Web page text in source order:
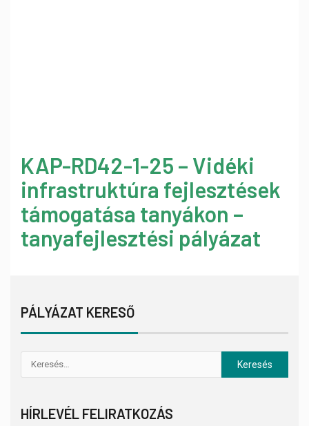
KAP-RD42-1-25 – Vidéki
infrastruktúra fejlesztések
támogatása tanyákon –
tanyafejlesztési pályázat
PÁLYÁZAT KERESŐ
HÍRLEVÉL FELIRATKOZÁS